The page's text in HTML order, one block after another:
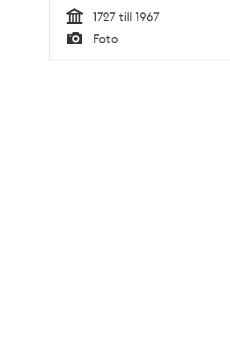
Tid
1727 till 1967
Typ
Foto